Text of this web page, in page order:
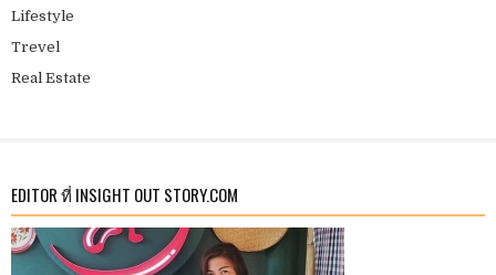
Lifestyle
Trevel
Real Estate
EDITOR ที่ INSIGHT OUT STORY.COM